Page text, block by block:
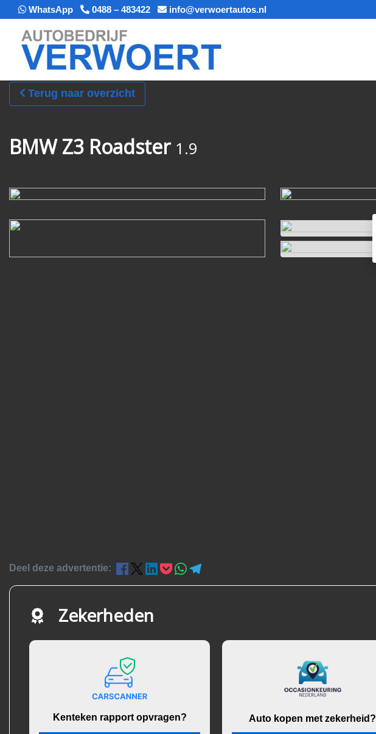
WhatsApp 0488 – 483422 info@verwoertautos.nl
Terug naar overzicht
BMW Z3 Roadster 1.9
Deel deze advertentie:
Zekerheden
Kenteken rapport opvragen? Auto kopen met zekerheid?